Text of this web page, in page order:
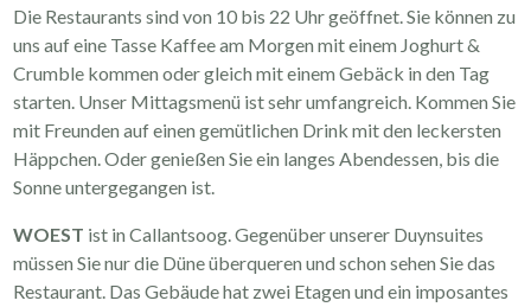
Die Restaurants sind von 10 bis 22 Uhr geöffnet. Sie können zu
uns auf eine Tasse Kaffee am Morgen mit einem Joghurt &
Crumble kommen oder gleich mit einem Gebäck in den Tag
starten. Unser Mittagsmenü ist sehr umfangreich. Kommen Sie
mit Freunden auf einen gemütlichen Drink mit den leckersten
Häppchen. Oder genießen Sie ein langes Abendessen, bis die
Sonne untergegangen ist.
WOEST ist in Callantsoog. Gegenüber unserer Duynsuites
müssen Sie nur die Düne überqueren und schon sehen Sie das
Restaurant. Das Gebäude hat zwei Etagen und ein imposantes